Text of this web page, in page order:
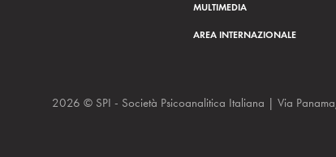
MULTIMEDIA
AREA INTERNAZIONALE
2026 © SPI - Società Psicoanalitica Italiana | Via